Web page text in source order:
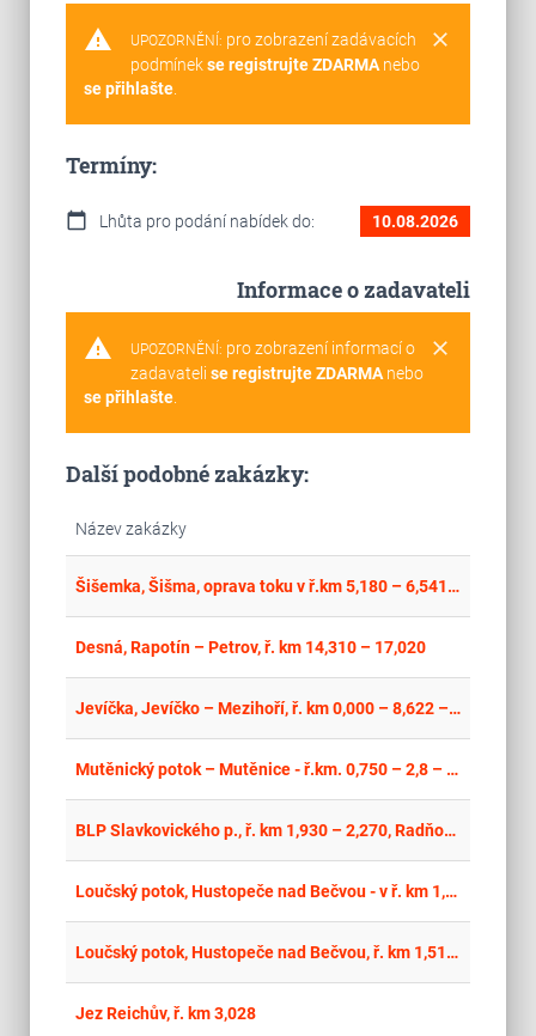
warning clear
UPOZORNĚNÍ: pro zobrazení zadávacích
podmínekse registrujte ZDARMAnebo
se přihlašte.
Termíny:
calendar_today Lhůta pro podání nabídek do: 10.08.2026
Informace o zadavateli
warning clear
UPOZORNĚNÍ: pro zobrazení informací o
zadavateli se registrujte ZDARMAnebo
se přihlašte.
Další podobné zakázky:
Název zakázky
Šišemka, Šišma, oprava toku v ř.km 5,180 – 6,541 vč. přechodového úseku
Desná, Rapotín – Petrov, ř. km 14,310 – 17,020
Jevíčka, Jevíčko – Mezihoří, ř. km 0,000 – 8,622 – výtrže, opevnění, poškození hráze
Mutěnický potok – Mutěnice - ř.km. 0,750 – 2,8 – oprava koryta
BLP Slavkovického p., ř. km 1,930 – 2,270, Radňovice, oprava koryta
Loučský potok, Hustopeče nad Bečvou - v ř. km 1,150-1,881
Loučský potok, Hustopeče nad Bečvou, ř. km 1,510 – 1,881
Jez Reichův, ř. km 3,028